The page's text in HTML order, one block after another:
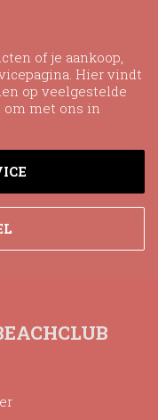
of je aankoop,
Hier vindt
op veelgestelde
met ons in